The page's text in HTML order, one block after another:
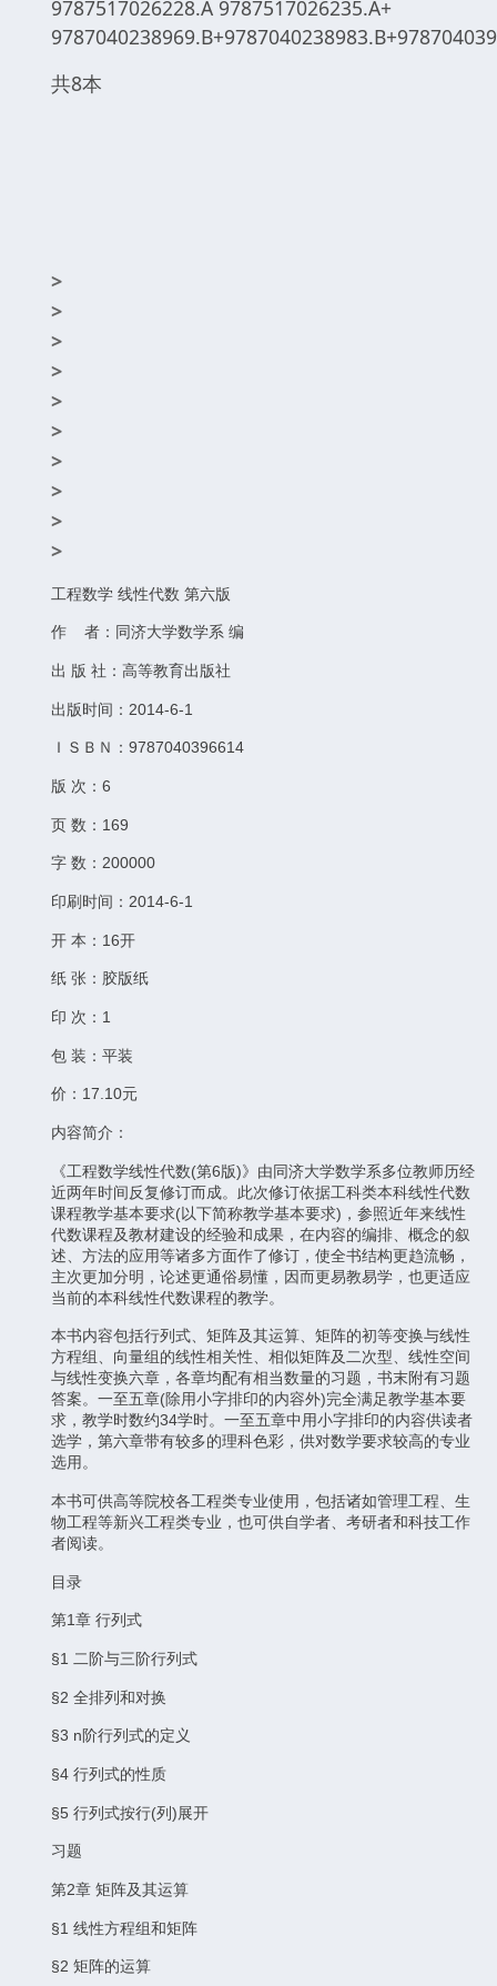
9787517026228.A 9787517026235.A+
共8本
>
>
>
>
>
>
>
>
>
>
工程数学 线性代数 第六版
作 者：同济大学数学系 编
出 版 社：高等教育出版社
出版时间：2014-6-1
ＩＳＢＮ：9787040396614
版 次：6
页 数：169
字 数：200000
印刷时间：2014-6-1
开 本：16开
纸 张：胶版纸
印 次：1
包 装：平装
价：17.10元
内容简介：
《工程数学线性代数(第6版)》由同济大学数学系多位教师历经
近两年时间反复修订而成。此次修订依据工科类本科线性代数
课程教学基本要求(以下简称教学基本要求)，参照近年来线性
代数课程及教材建设的经验和成果，在内容的编排、概念的叙
述、方法的应用等诸多方面作了修订，使全书结构更趋流畅，
主次更加分明，论述更通俗易懂，因而更易教易学，也更适应
当前的本科线性代数课程的教学。
本书内容包括行列式、矩阵及其运算、矩阵的初等变换与线性
方程组、向量组的线性相关性、相似矩阵及二次型、线性空间
与线性变换六章，各章均配有相当数量的习题，书末附有习题
答案。一至五章(除用小字排印的内容外)完全满足教学基本要
求，教学时数约34学时。一至五章中用小字排印的内容供读者
选学，第六章带有较多的理科色彩，供对数学要求较高的专业
选用。
本书可供高等院校各工程类专业使用，包括诸如管理工程、生
物工程等新兴工程类专业，也可供自学者、考研者和科技工作
者阅读。
目录
第1章 行列式
§1 二阶与三阶行列式
§2 全排列和对换
§3 n阶行列式的定义
§4 行列式的性质
§5 行列式按行(列)展开
习题
第2章 矩阵及其运算
§1 线性方程组和矩阵
§2 矩阵的运算